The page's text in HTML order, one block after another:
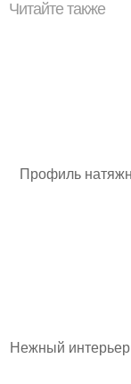
Читайте также
Профиль
Нежный